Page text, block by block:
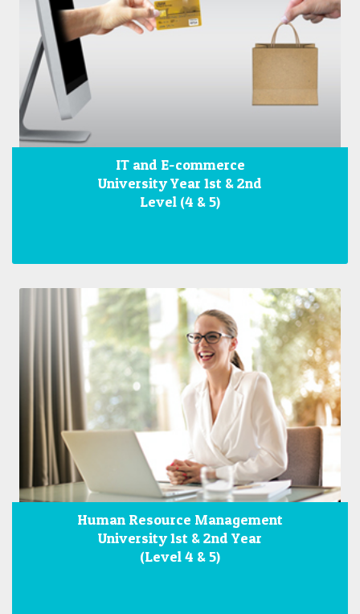
IT and E-commerce
University Year 1st & 2nd
Level (4 & 5)
Human Resource Management
University 1st & 2nd Year
(Level 4 & 5)